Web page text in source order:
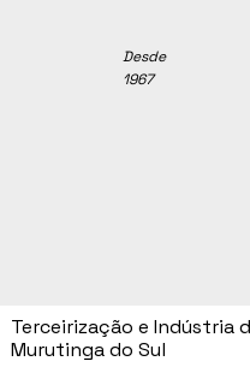
Desde
1967
Terceirização e Indústria
Murutinga do Sul